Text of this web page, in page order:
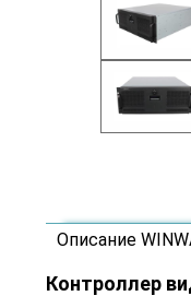
Описание
Контроллер